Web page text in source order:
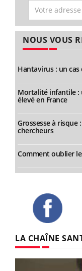
NOUS VOUS
Hantavirus : un
Mortalité infantile :
élevé en France
Grossesse à
chercheurs
Comment oublier
LA CHAÎNE